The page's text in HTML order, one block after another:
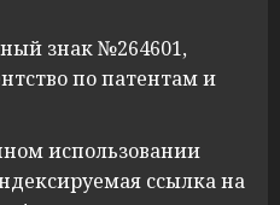
знак №264601,
по патентам и
использовании
ссылка на